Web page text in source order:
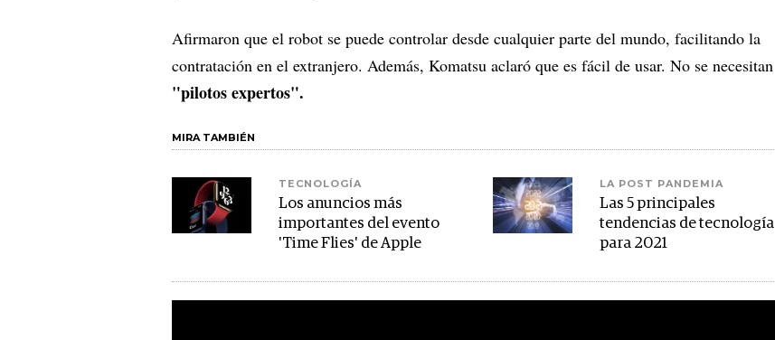
Afirmaron que el robot se puede controlar desde cualquier parte del mundo, facilitando la
contratación en el extranjero. Además, Komatsu aclaró que es fácil de usar. No se necesitan
"pilotos expertos".
MIRA TAMBIÉN
TECNOLOGÍA
Los anuncios más
importantes del evento
'Time Flies' de Apple
LA POST PANDEMIA
Las 5 principales
tendencias de tecnología
para 2021